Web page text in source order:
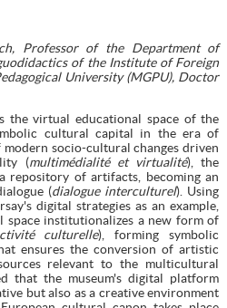
Professor of the Department of
of the Institute of Foreign
University (MGPU), Doctor
the virtual educational space of the
cultural capital in the era of
socio-cultural changes driven
(multimédialité et virtualité), the
repository of artifacts, becoming an
(dialogue interculturel). Using
digital strategies as an example,
institutionalizes a new form of
culturelle), forming symbolic
ensures the conversion of artistic
relevant to the multicultural
that the museum's digital platform
but also as a creative environment